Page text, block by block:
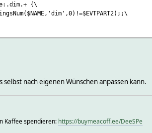
{\
nach eigenen Wünschen anpassen kann.
Kaffee spendieren: https://buymeacoff.ee/DeeSPe